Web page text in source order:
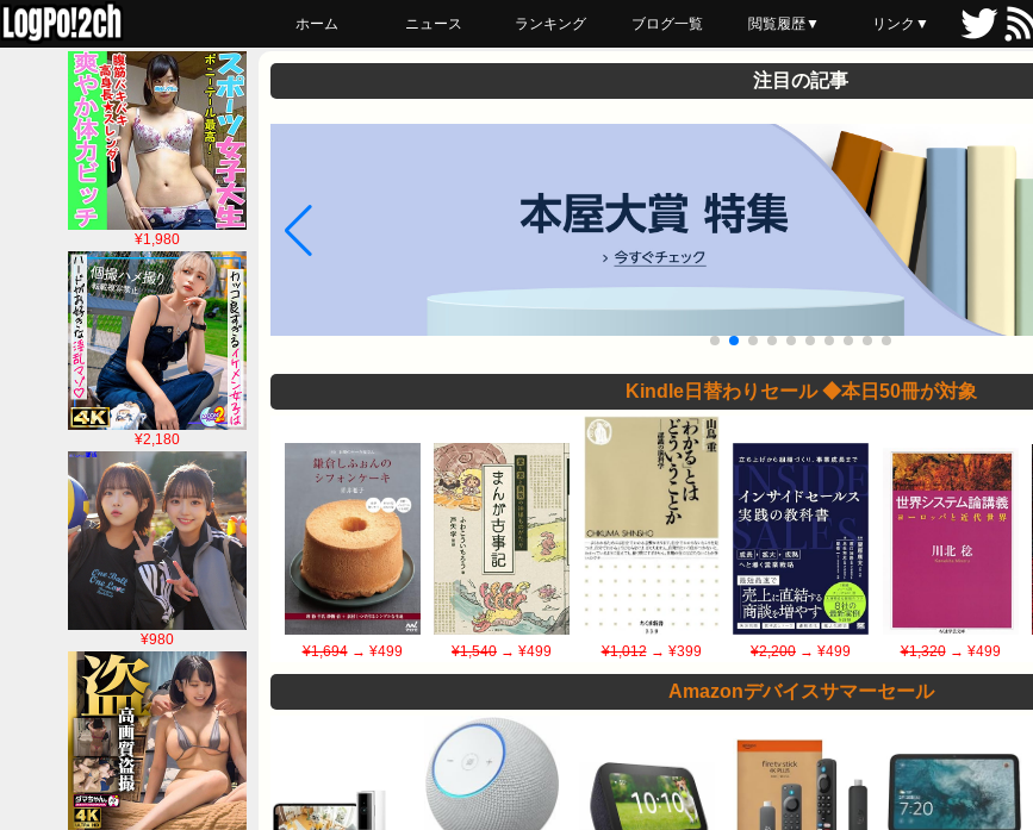
ホーム ニュース ランキング ブログ一覧 閲覧履歴▼
最近読んだ
あとで読む
ブックマーク
リンク▼
¥1,980
¥2,180
¥980
注目の記事
Kindle日替わりセール ◆本日50冊が対象
¥1,694→ ¥499 ¥1,540 → ¥499 ¥1,012→ ¥399 ¥2,200 → ¥499 ¥1,320→ ¥499
Amazonデバイスサマーセール